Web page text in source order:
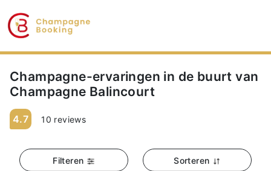
Champagne-ervaringen in de buurt van
Champagne Balincourt
4.7 10 reviews
Filteren Sorteren